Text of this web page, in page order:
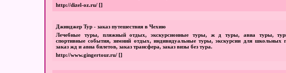
http://dizel-oz.ru/ []
Джинджер Тур - заказ путешествия в Чехию
Лечебные туры, пляжный отдых, экскурсионные туры, ж д туры, авиа туры,
спортивные события, зимний отдых, индивидуальные туры, экскурсии для школьных
заказ жд и авиа билетов, заказ трансфера, заказ визы без тура.
http://www.gingertour.ru/ []